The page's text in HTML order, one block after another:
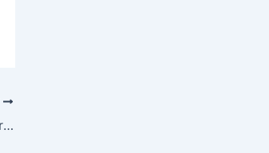
3ème Par mont et par crêtes – Treffort-Cuisiat